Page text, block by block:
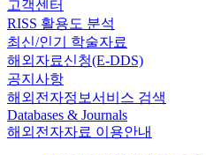
고객센터
RISS 활용도 분석
최신/인기 학술자료
해외자료신청(E-DDS)
공지사항
해외전자정보서비스 검색
Databases & Journals
해외전자자료 이용안내